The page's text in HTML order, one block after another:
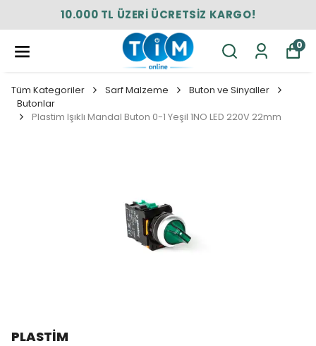
10.000 TL ÜZERİ ÜCRETSİZ KARGO!
0
Tüm Kategoriler Sarf Malzeme
Buton ve Sinyaller
Butonlar
Plastim Işıklı Mandal Buton 0-1 Yeşil 1NO LED 220V 22mm
PLASTİM